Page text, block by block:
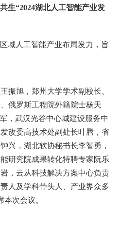
生“2024湖北人工智能产业发
域人工智能产业布局发力，旨
振旭，郑州大学学术副校长、
俄罗斯工程院外籍院士杨天
，武汉光谷中心城建设服务中
改委高技术处副处长叶腾，省
兴，湖北软协秘书长李智勇，
研究院成果转化特聘专家阮乐
，云从科技解决方案中心负责
人及学科带头人、产业界众多
次会议。